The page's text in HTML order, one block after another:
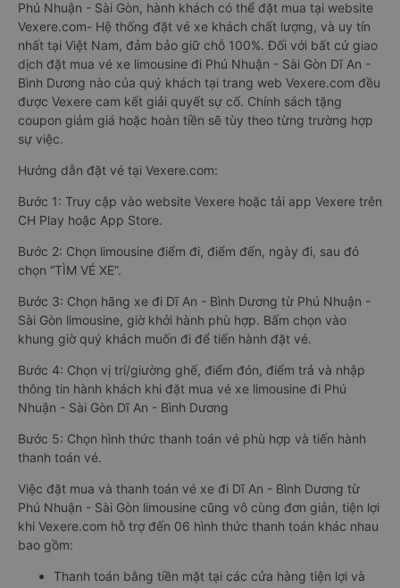
Phú Nhuận - Sài Gòn, hành khách có thể đặt mua tại website
Vexere.com- Hệ thống đặt vé xe khách chất lượng, và uy tín
nhất tại Việt Nam, đảm bảo giữ chỗ 100%. Đối với bất cứ giao
dịch đặt mua vé xe limousine đi Phú Nhuận - Sài Gòn Dĩ An -
Bình Dương nào của quý khách tại trang web Vexere.com đều
được Vexere cam kết giải quyết sự cố. Chính sách tặng
coupon giảm giá hoặc hoàn tiền sẽ tùy theo từng trường hợp
sự việc.
Hướng dẫn đặt vé tại Vexere.com:
Bước 1: Truy cập vào website Vexere hoặc tải app Vexere trên
CH Play hoặc App Store.
Bước 2: Chọn limousine điểm đi, điểm đến, ngày đi, sau đó
chọn “TÌM VÉ XE”.
Bước 3: Chọn hãng xe đi Dĩ An - Bình Dương từ Phú Nhuận -
Sài Gòn limousine, giờ khởi hành phù hợp. Bấm chọn vào
khung giờ quý khách muốn đi để tiến hành đặt vé.
Bước 4: Chọn vị trí/giường ghế, điểm đón, điểm trả và nhập
thông tin hành khách khi đặt mua vé xe limousine đi Phú
Nhuận - Sài Gòn Dĩ An - Bình Dương
Bước 5: Chọn hình thức thanh toán vé phù hợp và tiến hành
thanh toán vé.
Việc đặt mua và thanh toán vé xe đi Dĩ An - Bình Dương từ
Phú Nhuận - Sài Gòn limousine cũng vô cùng đơn giản, tiện lợi
khi Vexere.com hỗ trợ đến 06 hình thức thanh toán khác nhau
bao gồm:
Thanh toán bằng tiền mặt tại các cửa hàng tiện lợi và